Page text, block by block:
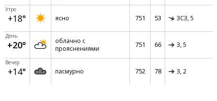
Утро
+18° ясно 751 53 ЗСЗ, 5
День
+20°
облачно с
прояснениями
751 66 З, 5
Вечер
+14° пасмурно 752 78 З, 2